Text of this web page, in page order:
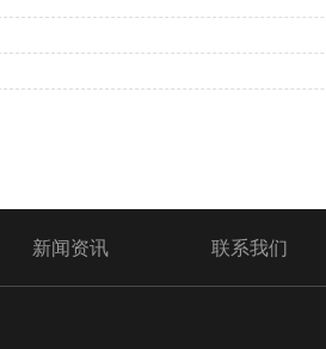
新闻资讯 联系我们